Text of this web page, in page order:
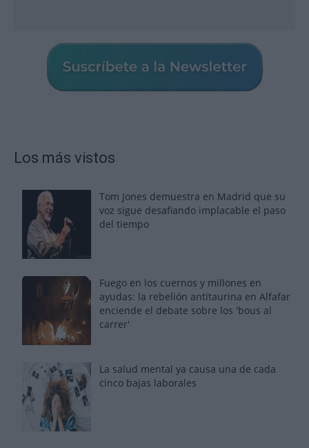
Los más vistos
Tom Jones demuestra en Madrid que su
voz sigue desafiando implacable el paso
del tiempo
Fuego en los cuernos y millones en
ayudas: la rebelión antitaurina en Alfafar
enciende el debate sobre los 'bous al
carrer'
La salud mental ya causa una de cada
cinco bajas laborales